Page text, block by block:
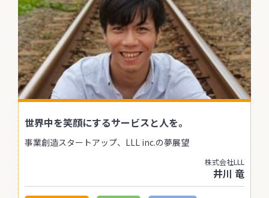
世界中を笑顔にするサービスと人を。
事業創造スタートアップ、LLL inc.の夢展望
株式会社LLL
井川 竜